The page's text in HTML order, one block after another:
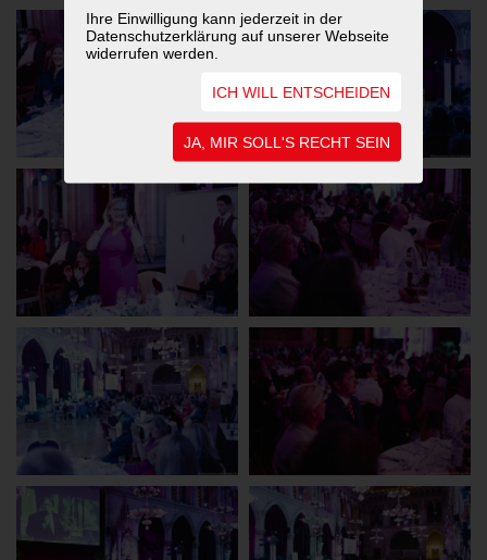
Ihre Einwilligung kann jederzeit in der
Datenschutzerklärung auf unserer Webseite
widerrufen werden.
ICH WILL ENTSCHEIDEN
JA, MIR SOLL'S RECHT SEIN